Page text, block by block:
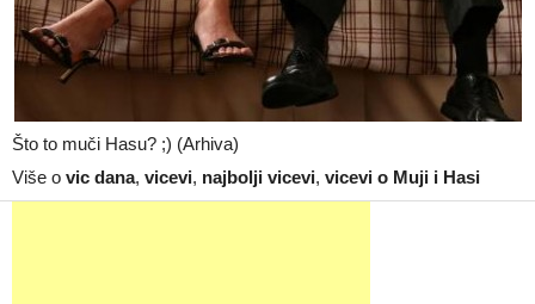
Što to muči Hasu? ;) (Arhiva)
Više o vic dana, vicevi, najbolji vicevi, vicevi o Muji i Hasi